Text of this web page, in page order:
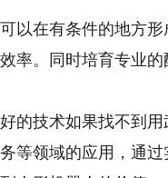
在有条件的地方形
率。同时培育专业
技术如果找不到用
等领域的应用，通